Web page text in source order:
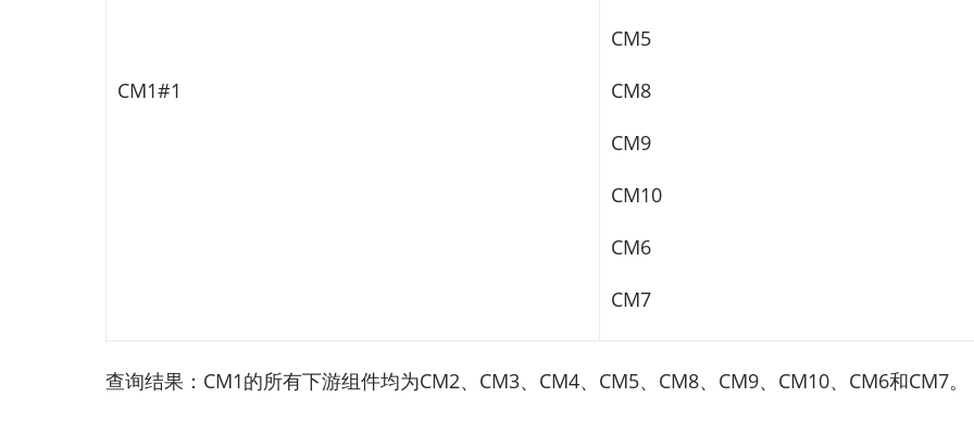
CM1#1
CM5
CM8
CM9
CM10
CM6
CM7
查询结果：CM1的所有下游组件均为CM2、CM3、CM4、CM5、CM8、CM9、CM10、CM6和CM7。